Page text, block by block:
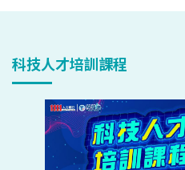
科技人才培訓課程